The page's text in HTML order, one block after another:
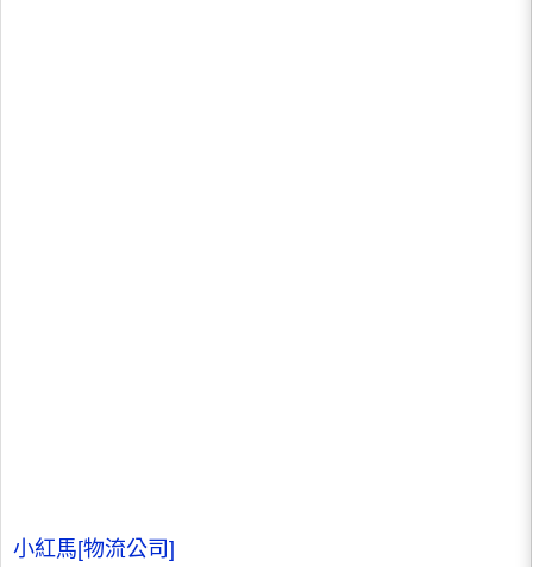
小紅馬[物流公司]